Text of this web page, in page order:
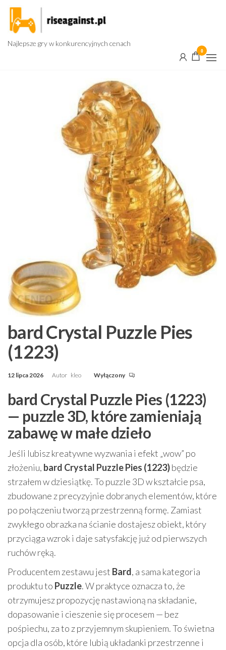
Przejdź
treści
Najlepsze gry w konkurencyjnych cenach
0
bard Crystal Puzzle Pies
(1223)
12 lipca 2026 Autor kleo Wyłączony
bard Crystal Puzzle Pies (1223)
— puzzle 3D, które zamieniają
zabawę w małe dzieło
Jeśli lubisz kreatywne wyzwania i efekt „wow” po
złożeniu, bard Crystal Puzzle Pies (1223)będzie
strzałem w dziesiątkę. To puzzle 3D w kształcie psa,
zbudowane z precyzyjnie dobranych elementów, które
po połączeniu tworzą przestrzenną formę. Zamiast
zwykłego obrazka na ścianie dostajesz obiekt, który
przyciąga wzrok i daje satysfakcję już od pierwszych
ruchów ręką.
Producentem zestawu jest Bard, a sama kategoria
produktu to Puzzle. W praktyce oznacza to, że
otrzymujesz propozycję nastawioną na składanie,
dopasowanie i cieszenie się procesem — bez
pośpiechu, za to z przyjemnym skupieniem. To świetna
opcja dla osób, które lubią układanki przestrzenne i